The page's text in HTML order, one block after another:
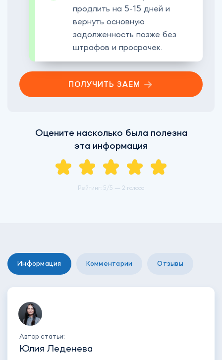
продлить на 5-15 дней и
вернуть основную
задолженность позже без
штрафов и просрочек.
ПОЛУЧИТЬ ЗАЕМ
Оцените насколько была полезна
эта информация
Рейтинг: 5/5 — 2 голоса
Информация Комментарии Отзывы
Автор статьи:
Юлия Леденева